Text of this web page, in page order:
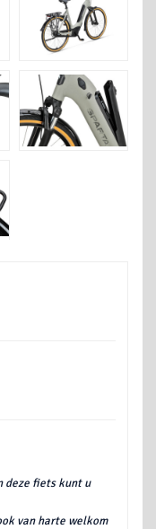
deze fiets kunt u
van harte welkom